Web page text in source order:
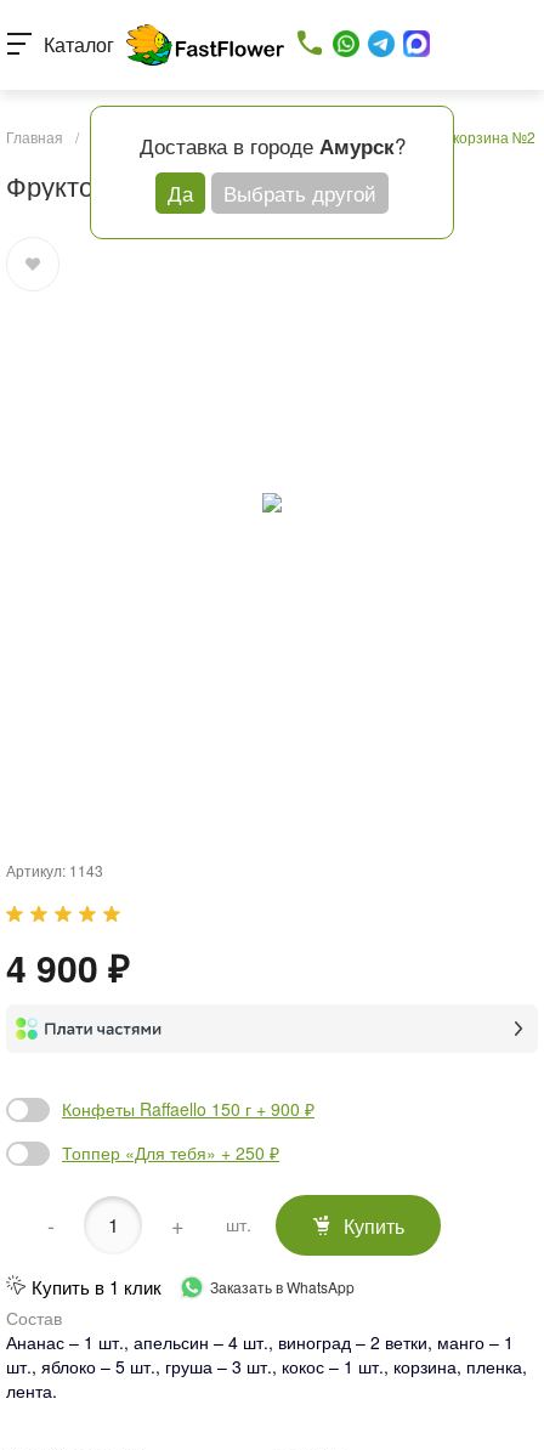
Доставка в городе Амурск?
Да
Выбрать другой
Каталог
Главная / Каталог товаров Подарки и шары Фруктовая корзина №2
Фруктовая корзина №2
Артикул: 1143
4 900 ₽
Конфеты Raffaello 150 г + 900 ₽
Топпер «Для тебя» + 250 ₽
- + шт. Купить
Купить в 1 клик Заказать в WhatsApp
Состав
Ананас – 1 шт., апельсин – 4 шт., виноград – 2 ветки, манго – 1
шт., яблоко – 5 шт., груша – 3 шт., кокос – 1 шт., корзина, пленка,
лента.